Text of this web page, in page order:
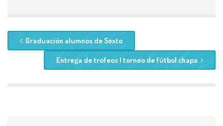
Graduación alumnos de Sexto
Entrega de trofeos I torneo de fútbol chapa